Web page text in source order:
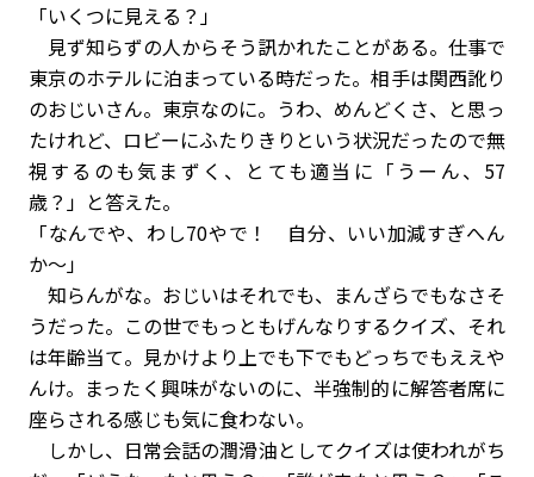
「いくつに見える？」
見ず知らずの人からそう訊かれたことがある。仕事で
東京のホテルに泊まっている時だった。相手は関西訛り
のおじいさん。東京なのに。うわ、めんどくさ、と思っ
たけれど、ロビーにふたりきりという状況だったので無
視するのも気まずく、とても適当に「うーん、57
歳？」と答えた。
「なんでや、わし70やで！ 自分、いい加減すぎへん
か〜」
知らんがな。おじいはそれでも、まんざらでもなさそ
うだった。この世でもっともげんなりするクイズ、それ
は年齢当て。見かけより上でも下でもどっちでもええや
んけ。まったく興味がないのに、半強制的に解答者席に
座らされる感じも気に食わない。
しかし、日常会話の潤滑油としてクイズは使われがち